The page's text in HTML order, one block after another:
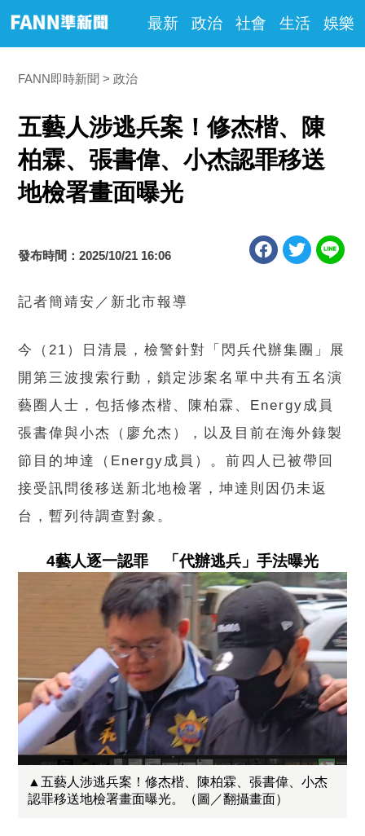
最新 政治 社會 生活 娛樂
FANN即時新聞 政治
五藝人涉逃兵案！修杰楷、陳
柏霖、張書偉、小杰認罪移送
地檢署畫面曝光
發布時間：2025/10/21 16:06
記者簡靖安／新北市報導
今（21）日清晨，檢警針對「閃兵代辦集團」展
開第三波搜索行動，鎖定涉案名單中共有五名演
藝圈人士，包括修杰楷、陳柏霖、Energy成員
張書偉與小杰（廖允杰），以及目前在海外錄製
節目的坤達（Energy成員）。前四人已被帶回
接受訊問後移送新北地檢署，坤達則因仍未返
台，暫列待調查對象。
4藝人逐一認罪 「代辦逃兵」手法曝光
▲五藝人涉逃兵案！修杰楷、陳柏霖、張書偉、小杰
認罪移送地檢署畫面曝光。（圖／翻攝畫面）